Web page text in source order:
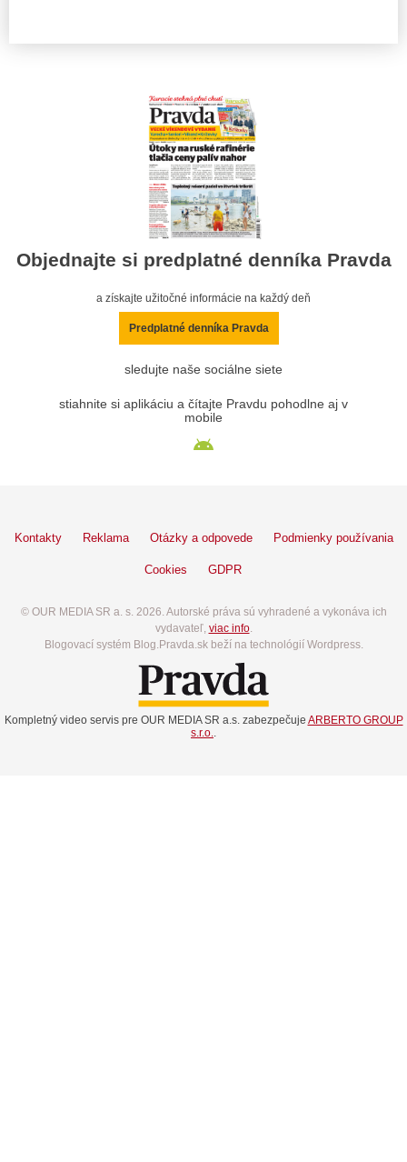
Objednajte si predplatné denníka Pravda
a získajte užitočné informácie na každý deň
Predplatné denníka Pravda
sledujte naše sociálne siete
stiahnite si aplikáciu a čítajte Pravdu pohodlne aj v
mobile
Kontakty Reklama Otázky a odpovede Podmienky používania
Cookies GDPR
© OUR MEDIA SR a. s. 2026. Autorské práva sú vyhradené a vykonáva ich
vydavateľ, viac info.
Blogovací systém Blog.Pravda.sk beží na technológií Wordpress.
Kompletný video servis pre OUR MEDIA SR a.s. zabezpečuje ARBERTO GROUP
s.r.o..